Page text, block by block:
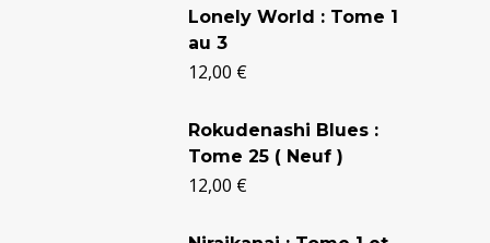
Lonely World : Tome 1
au 3
12,00 €
Rokudenashi Blues :
Tome 25 ( Neuf )
12,00 €